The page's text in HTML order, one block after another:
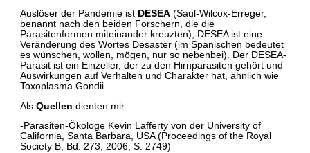
Auslöser der Pandemie ist DESEA (Saul-Wilcox-Erreger,
benannt nach den beiden Forschern, die die
Parasitenformen miteinander kreuzten); DESEA ist eine
Veränderung des Wortes Desaster (im Spanischen bedeutet
es wünschen, wollen, mögen, nur so nebenbei). Der DESEA-
Parasit ist ein Einzeller, der zu den Hirnparasiten gehört und
Auswirkungen auf Verhalten und Charakter hat, ähnlich wie
Toxoplasma Gondii.
AlsQuellen dienten mir
-Parasiten-Ökologe Kevin Lafferty von der University of
California, Santa Barbara, USA (Proceedings of the Royal
Society B; Bd. 273, 2006, S. 2749)